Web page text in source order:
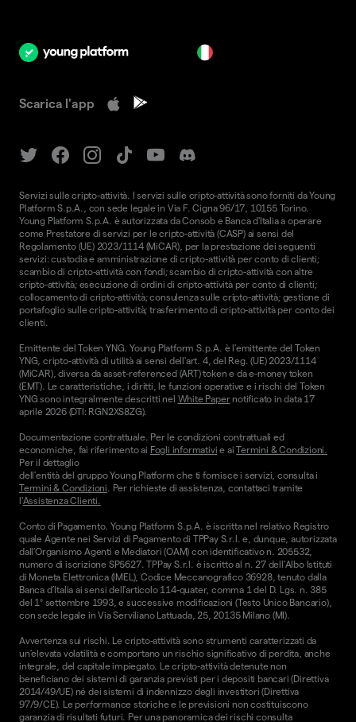
Scarica l'app
Servizi sulle cripto-attività. I servizi sulle cripto-attività sono forniti da Young
Platform S.p.A., con sede legale in Via F. Cigna 96/17, 10155 Torino.
Young Platform S.p.A. è autorizzata da Consob e Banca d'Italia a operare
come Prestatore di servizi per le cripto-attività (CASP) ai sensi del
Regolamento (UE) 2023/1114 (MiCAR), per la prestazione dei seguenti
servizi: custodia e amministrazione di cripto-attività per conto di clienti;
scambio di cripto-attività con fondi; scambio di cripto-attività con altre
cripto-attività; esecuzione di ordini di cripto-attività per conto di clienti;
collocamento di cripto-attività; consulenza sulle cripto-attività; gestione di
portafoglio sulle cripto-attività; trasferimento di cripto-attività per conto dei
clienti.
Emittente del Token YNG. Young Platform S.p.A. è l'emittente del Token
YNG, cripto-attività di utilità ai sensi dell'art. 4, del Reg. (UE) 2023/1114
(MiCAR), diversa da asset-referenced (ART) token e da e-money token
(EMT). Le caratteristiche, i diritti, le funzioni operative e i rischi del Token
YNG sono integralmente descritti nel White Papernotificato in data 17
aprile 2026 (DTI: RGN2XS8ZG).
Documentazione contrattuale. Per le condizioni contrattuali ed
economiche, fai riferimento ai Fogli informativi e aiTermini & Condizioni.
Per il dettaglio
dell'entità del gruppo Young Platform che ti fornisce i servizi, consulta i
Termini & Condizioni. Per richieste di assistenza, contattaci tramite
l'Assistenza Clienti.
Conto di Pagamento. Young Platform S.p.A. è iscritta nel relativo Registro
quale Agente nei Servizi di Pagamento di TPPay S.r.l. e, dunque, autorizzata
dall’Organismo Agenti e Mediatori (OAM) con identificativo n. 205532,
numero di iscrizione SP5627. TPPay S.r.l. è iscritto al n. 27 dell’Albo Istituti
di Moneta Elettronica (IMEL), Codice Meccanografico 36928, tenuto dalla
Banca d’Italia ai sensi dell’articolo 114-quater, comma 1 del D. Lgs. n. 385
del 1° settembre 1993, e successive modificazioni (Testo Unico Bancario),
con sede legale in Via Serviliano Lattuada, 25, 20135 Milano (MI).
Avvertenza sui rischi. Le cripto-attività sono strumenti caratterizzati da
un'elevata volatilità e comportano un rischio significativo di perdita, anche
integrale, del capitale impiegato. Le cripto-attività detenute non
beneficiano dei sistemi di garanzia previsti per i depositi bancari (Direttiva
2014/49/UE) né dei sistemi di indennizzo degli investitori (Direttiva
97/9/CE). Le performance storiche e le previsioni non costituiscono
garanzia di risultati futuri. Per una panoramica dei rischi consulta